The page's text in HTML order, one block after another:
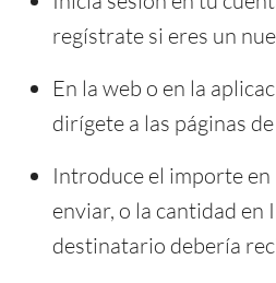
regístrate si eres un
En la web o en la
dirígete a las páginas
Introduce el importe en
enviar, o la cantidad en
destinatario debería